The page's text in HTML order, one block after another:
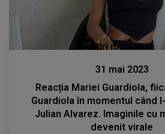
Stiri mondene
31 mai 2023
Reacția Mariei Guardiola,
Guardiola în momentul când
Julian Alvarez. Imaginile cu
devenit virale